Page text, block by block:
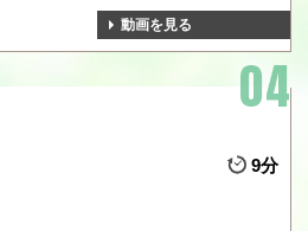
動画を見る
9分